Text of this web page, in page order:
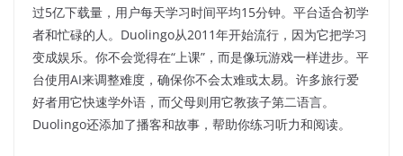
过5亿下载量，用户每天学习时间平均15分钟。平台适合初学
者和忙碌的人。Duolingo从2011年开始流行，因为它把学习
变成娱乐。你不会觉得在“上课”，而是像玩游戏一样进步。平
台使用AI来调整难度，确保你不会太难或太易。许多旅行爱
好者用它快速学外语，而父母则用它教孩子第二语言。
Duolingo还添加了播客和故事，帮助你练习听力和阅读。